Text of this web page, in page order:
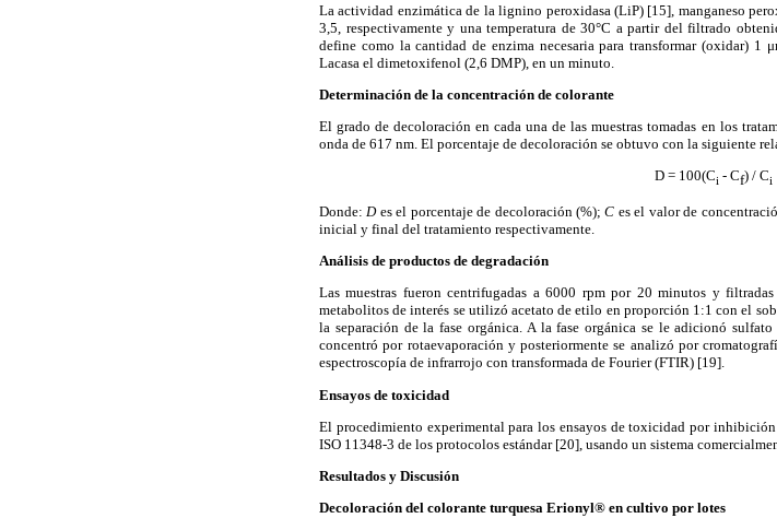
La actividad enzimática de la lignino peroxidasa (LiP) [15], manganeso
3,5, respectivamente y una temperatura de 30°C a partir del filtrado
define como la cantidad de enzima necesaria para transformar (oxidar)
Lacasa el dimetoxifenol (2,6 DMP), en un minuto.
Determinación de la concentración de colorante
El grado de decoloración en cada una de las muestras tomadas en los
onda de 617 nm. El porcentaje de decoloración se obtuvo con la siguiente
D = 100(Ci - Cf) / Ci
Donde:D es el porcentaje de decoloración (%);C es el valor de
inicial y final del tratamiento respectivamente.
Análisis de productos de degradación
Las muestras fueron centrifugadas a 6000 rpm por 20 minutos y
metabolitos de interés se utilizó acetato de etilo en proporción 1:1 con el
la separación de la fase orgánica. A la fase orgánica se le adicionó
concentró por rotaevaporación y posteriormente se analizó por
espectroscopía de infrarrojo con transformada de Fourier (FTIR) [19].
Ensayos de toxicidad
El procedimiento experimental para los ensayos de toxicidad por
ISO 11348-3 de los protocolos estándar [20], usando un sistema
Resultados y Discusión
Decoloración del colorante turquesa Erionyl® en cultivo por lotes